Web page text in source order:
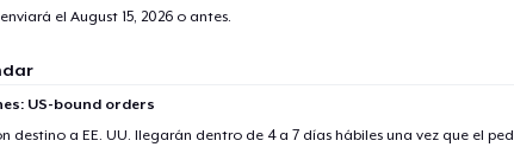
el August 15, 2026o antes.
US-bound orders
destino a EE. UU. llegarán dentro de 4 a 7 días hábiles una vez que el